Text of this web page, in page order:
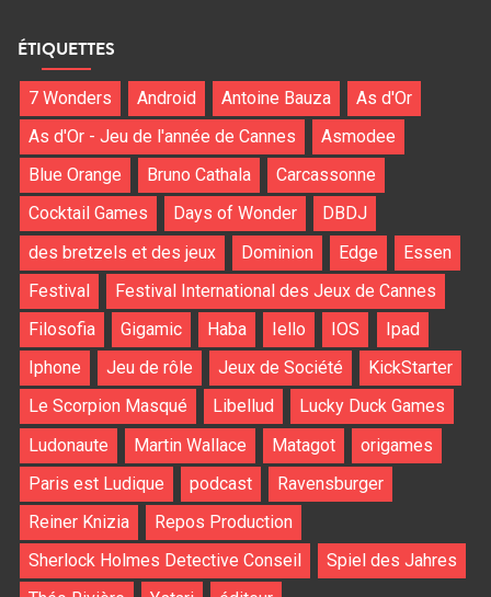
ÉTIQUETTES
7 Wonders Android Antoine Bauza
As d'Or
As d'Or - Jeu de l'année de Cannes
Asmodee
Blue Orange
Bruno Cathala
Carcassonne
Cocktail Games
Days of Wonder
DBDJ
des bretzels et des jeux
Dominion Edge
Essen
Festival
Festival International des Jeux de Cannes
Filosofia
Gigamic Haba Iello IOS
Ipad
Iphone
Jeu de rôle Jeux de Société
KickStarter
Le Scorpion Masqué
Libellud
Lucky Duck Games
Ludonaute
Martin Wallace Matagot
origames
Paris est Ludique
podcast
Ravensburger
Reiner Knizia
Repos Production
Sherlock Holmes Detective Conseil
Spiel des Jahres